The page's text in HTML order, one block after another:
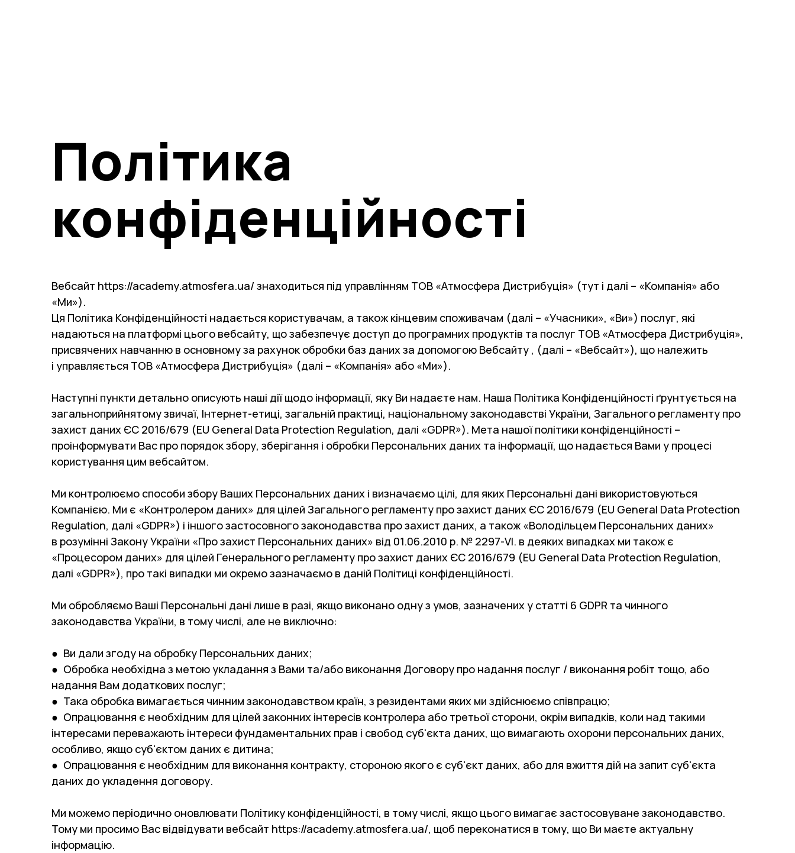
Політика
конфіденційності
Вебсайт https://academy.atmosfera.ua/ знаходиться під управлінням ТОВ «Атмосфера Дистрибуція» (тут і далі – «Компанія» або
«Ми»).
Ця Політика Конфіденційності надається користувачам, а також кінцевим споживачам (далі – «Учасники», «Ви») послуг, які
надаються на платформі цього вебсайту, що забезпечує доступ до програмних продуктів та послуг ТОВ «Атмосфера Дистрибуція»,
присвячених навчанню в основному за рахунок обробки баз даних за допомогою Вебсайту , (далі – «Вебсайт»), що належить
і управляється ТОВ «Атмосфера Дистрибуція» (далі – «Компанія» або «Ми»).
Наступні пункти детально описують наші дії щодо інформації, яку Ви надаєте нам. Наша Політика Конфіденційності ґрунтується на
загальноприйнятому звичаї, Інтернет-етиці, загальній практиці, національному законодавстві України, Загального регламенту про
захист даних ЄС 2016/679 (EU General Data Protection Regulation, далі «GDPR»). Мета нашої політики конфіденційності –
проінформувати Вас про порядок збору, зберігання і обробки Персональних даних та інформації, що надається Вами у процесі
користування цим вебсайтом.
Ми контролюємо способи збору Ваших Персональних даних і визначаємо цілі, для яких Персональні дані використовуються
Компанією. Ми є «Контролером даних» для цілей Загального регламенту про захист даних ЄС 2016/679 (EU General Data Protection
Regulation, далі «GDPR») і іншого застосовного законодавства про захист даних, а також «Володільцем Персональних даних»
в розумінні Закону України «Про захист Персональних даних» від 01.06.2010 р. № 2297-VI. в деяких випадках ми також є
«Процесором даних» для цілей Генерального регламенту про захист даних ЄС 2016/679 (EU General Data Protection Regulation,
далі «GDPR»), про такі випадки ми окремо зазначаємо в даній Політиці конфіденційності.
Ми обробляємо Ваші Персональні дані лише в разі, якщо виконано одну з умов, зазначених у статті 6 GDPR та чинного
законодавства України, в тому числі, але не виключно:
● Ви дали згоду на обробку Персональних даних;
● Обробка необхідна з метою укладання з Вами та/або виконання Договору про надання послуг / виконання робіт тощо, або
надання Вам додаткових послуг;
● Така обробка вимагається чинним законодавством країн, з резидентами яких ми здійснюємо співпрацю;
● Опрацювання є необхідним для цілей законних інтересів контролера або третьої сторони, окрім випадків, коли над такими
інтересами переважають інтереси фундаментальних прав і свобод суб'єкта даних, що вимагають охорони персональних даних,
особливо, якщо суб'єктом даних є дитина;
● Опрацювання є необхідним для виконання контракту, стороною якого є суб'єкт даних, або для вжиття дій на запит суб'єкта
даних до укладення договору.
Ми можемо періодично оновлювати Політику конфіденційності, в тому числі, якщо цього вимагає застосовуване законодавство.
Тому ми просимо Вас відвідувати вебсайт https://academy.atmosfera.ua/, щоб переконатися в тому, що Ви маєте актуальну
інформацію.